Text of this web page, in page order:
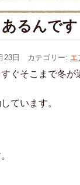
るんです
23日 カテゴリー: エ
ぐそこまで冬が
ています。